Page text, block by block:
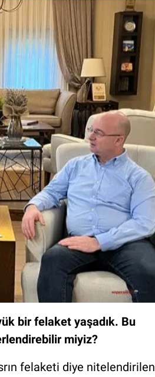
bir felaket yaşadık. Bu
miyiz?
felaketi diye nitelendirilen